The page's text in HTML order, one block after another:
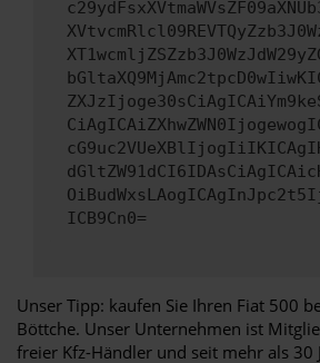
ICB9Cn0=
Unser Tipp: kaufen Sie Ihren Fiat 500
Böttche. Unser Unternehmen ist
freier Kfz-Händler und seit mehr als 30